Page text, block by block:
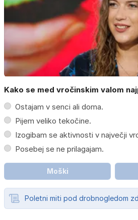
Kako se med vročinskim valom
Ostajam v senci ali doma.
Pijem veliko tekočine.
Izogibam se aktivnosti v največji
Posebej se ne prilagajam.
Moški
Poletni miti pod drobnogledom